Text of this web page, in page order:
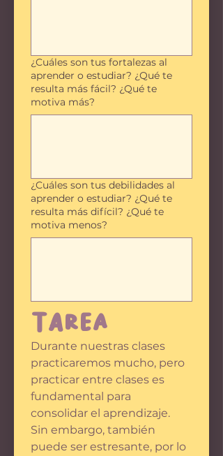
¿Cuáles son tus fortalezas al
aprender o estudiar? ¿Qué te
resulta más fácil? ¿Qué te
motiva más?
¿Cuáles son tus debilidades al
aprender o estudiar? ¿Qué te
resulta más difícil? ¿Qué te
motiva menos?
Tarea
Durante nuestras clases
practicaremos mucho, pero
practicar entre clases es
fundamental para
consolidar el aprendizaje.
Sin embargo, también
puede ser estresante, por lo